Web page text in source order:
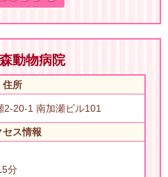
動物病院
住所
20-1 南加瀬ビル101
セス情報
分